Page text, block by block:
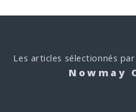
Les articles sélectionnés
Nowmay